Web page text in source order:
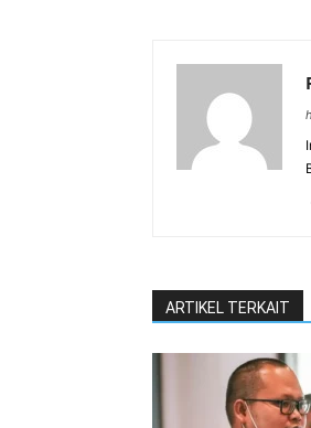
ARTIKEL TERKAIT